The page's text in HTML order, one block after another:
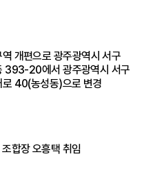
개편으로 광주광역시 서구
393-20에서 광주광역시 서구
로 40(농성동)으로 변경
합장 오흥택 취임